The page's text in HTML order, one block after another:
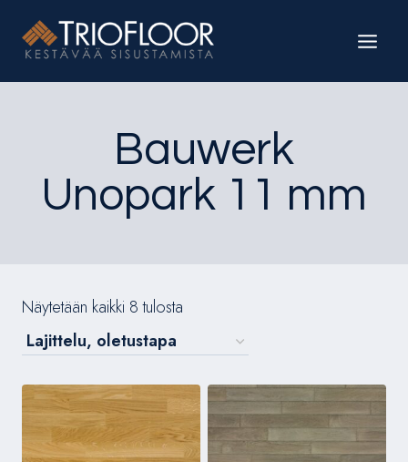
sisältöön
Bauwerk
Unopark 11 mm
Näytetään kaikki 8 tulosta